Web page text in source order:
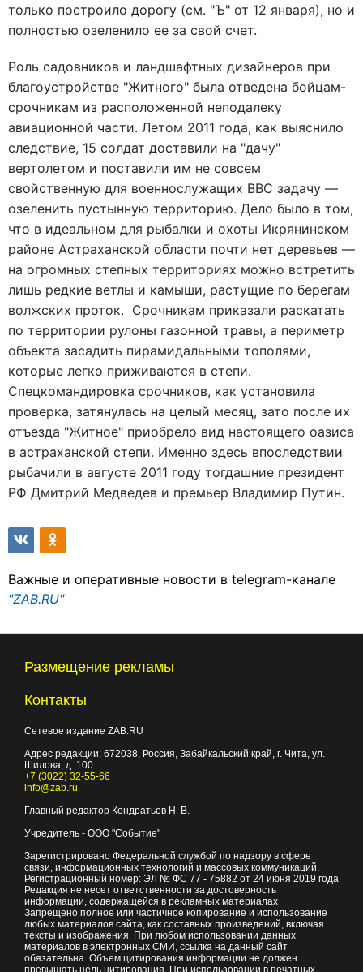
только построило дорогу (см. "Ъ" от 12 января), но и
полностью озеленило ее за свой счет.
Роль садовников и ландшафтных дизайнеров при
благоустройстве "Житного" была отведена бойцам-
срочникам из расположенной неподалеку
авиационной части. Летом 2011 года, как выяснило
следствие, 15 солдат доставили на "дачу"
вертолетом и поставили им не совсем
свойственную для военнослужащих ВВС задачу —
озеленить пустынную территорию. Дело было в том,
что в идеальном для рыбалки и охоты Икрянинском
районе Астраханской области почти нет деревьев —
на огромных степных территориях можно встретить
лишь редкие ветлы и камыши, растущие по берегам
волжских проток. Срочникам приказали раскатать
по территории рулоны газонной травы, а периметр
объекта засадить пирамидальными тополями,
которые легко приживаются в степи.
Спецкомандировка срочников, как установила
проверка, затянулась на целый месяц, зато после их
отъезда "Житное" приобрело вид настоящего оазиса
в астраханской степи. Именно здесь впоследствии
рыбачили в августе 2011 году тогдашние президент
РФ Дмитрий Медведев и премьер Владимир Путин.
Важные и оперативные новости в telegram-канале
"ZAB.RU"
Размещение рекламы
Контакты
Сетевое издание ZAB.RU
Адрес редакции: 672038, Россия, Забайкальский край, г. Чита, ул.
Шилова, д. 100
+7 (3022) 32-55-66
info@zab.ru
Главный редактор Кондратьев Н. В.
Учредитель - ООО "Событие"
Зарегистрировано Федеральной службой по надзору в сфере
связи, информационных технологий и массовых коммуникаций.
Регистрационный номер: ЭЛ № ФС 77 - 75882 от 24 июня 2019 года
Редакция не несет ответственности за достоверность
информации, содержащейся в рекламных материалах
Запрещено полное или частичное копирование и использование
любых материалов сайта, как составных произведений, включая
тексты и изображения. При любом использовании данных
материалов в электронных СМИ, ссылка на данный сайт
обязательна. Объем цитирования информации не должен
превышать цель цитирования. При использовании в печатных